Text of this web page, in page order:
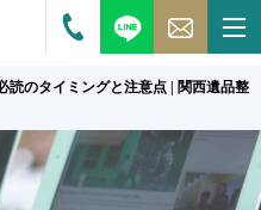
読のタイミングと注意点 | 関西遺品整